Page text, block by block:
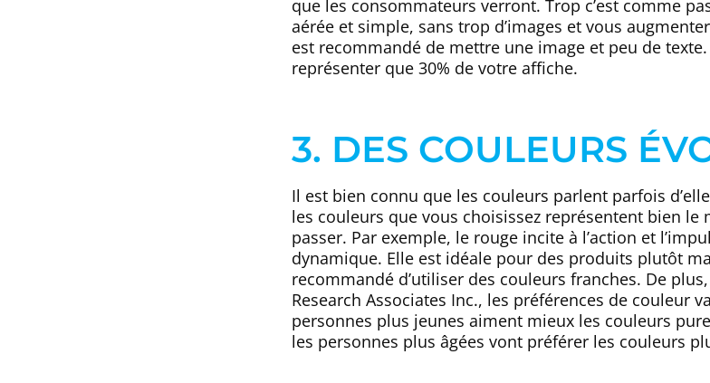
que les consommateurs verront. Trop c’est comme
aérée et simple, sans trop d’images et vous
est recommandé de mettre une image et peu de
représenter que 30% de votre affiche.
3. DES COULEURS
Il est bien connu que les couleurs parlent parfois
les couleurs que vous choisissez représentent bien le
passer. Par exemple, le rouge incite à l’action et
dynamique. Elle est idéale pour des produits plutôt
recommandé d’utiliser des couleurs franches. De
Research Associates Inc., les préférences de couleur
personnes plus jeunes aiment mieux les couleurs
les personnes plus âgées vont préférer les couleurs